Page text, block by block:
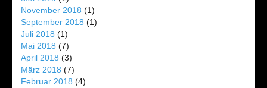
November 2018 (1)
September 2018 (1)
Juli 2018 (1)
Mai 2018 (7)
April 2018 (3)
März 2018 (7)
Februar 2018 (4)